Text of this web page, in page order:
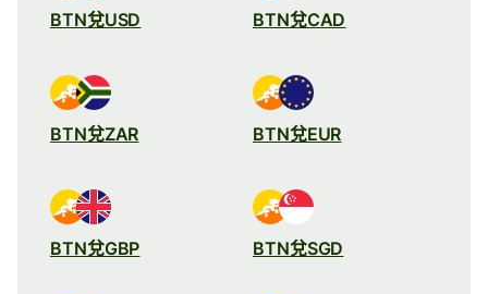
BTN兌USD BTN兌CAD
BTN兌ZAR BTN兌EUR
BTN兌GBP BTN兌SGD